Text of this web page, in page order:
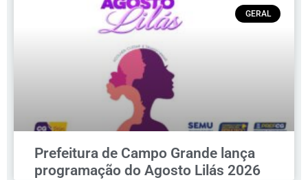
GERAL
Prefeitura de Campo Grande lança
programação do Agosto Lilás 2026